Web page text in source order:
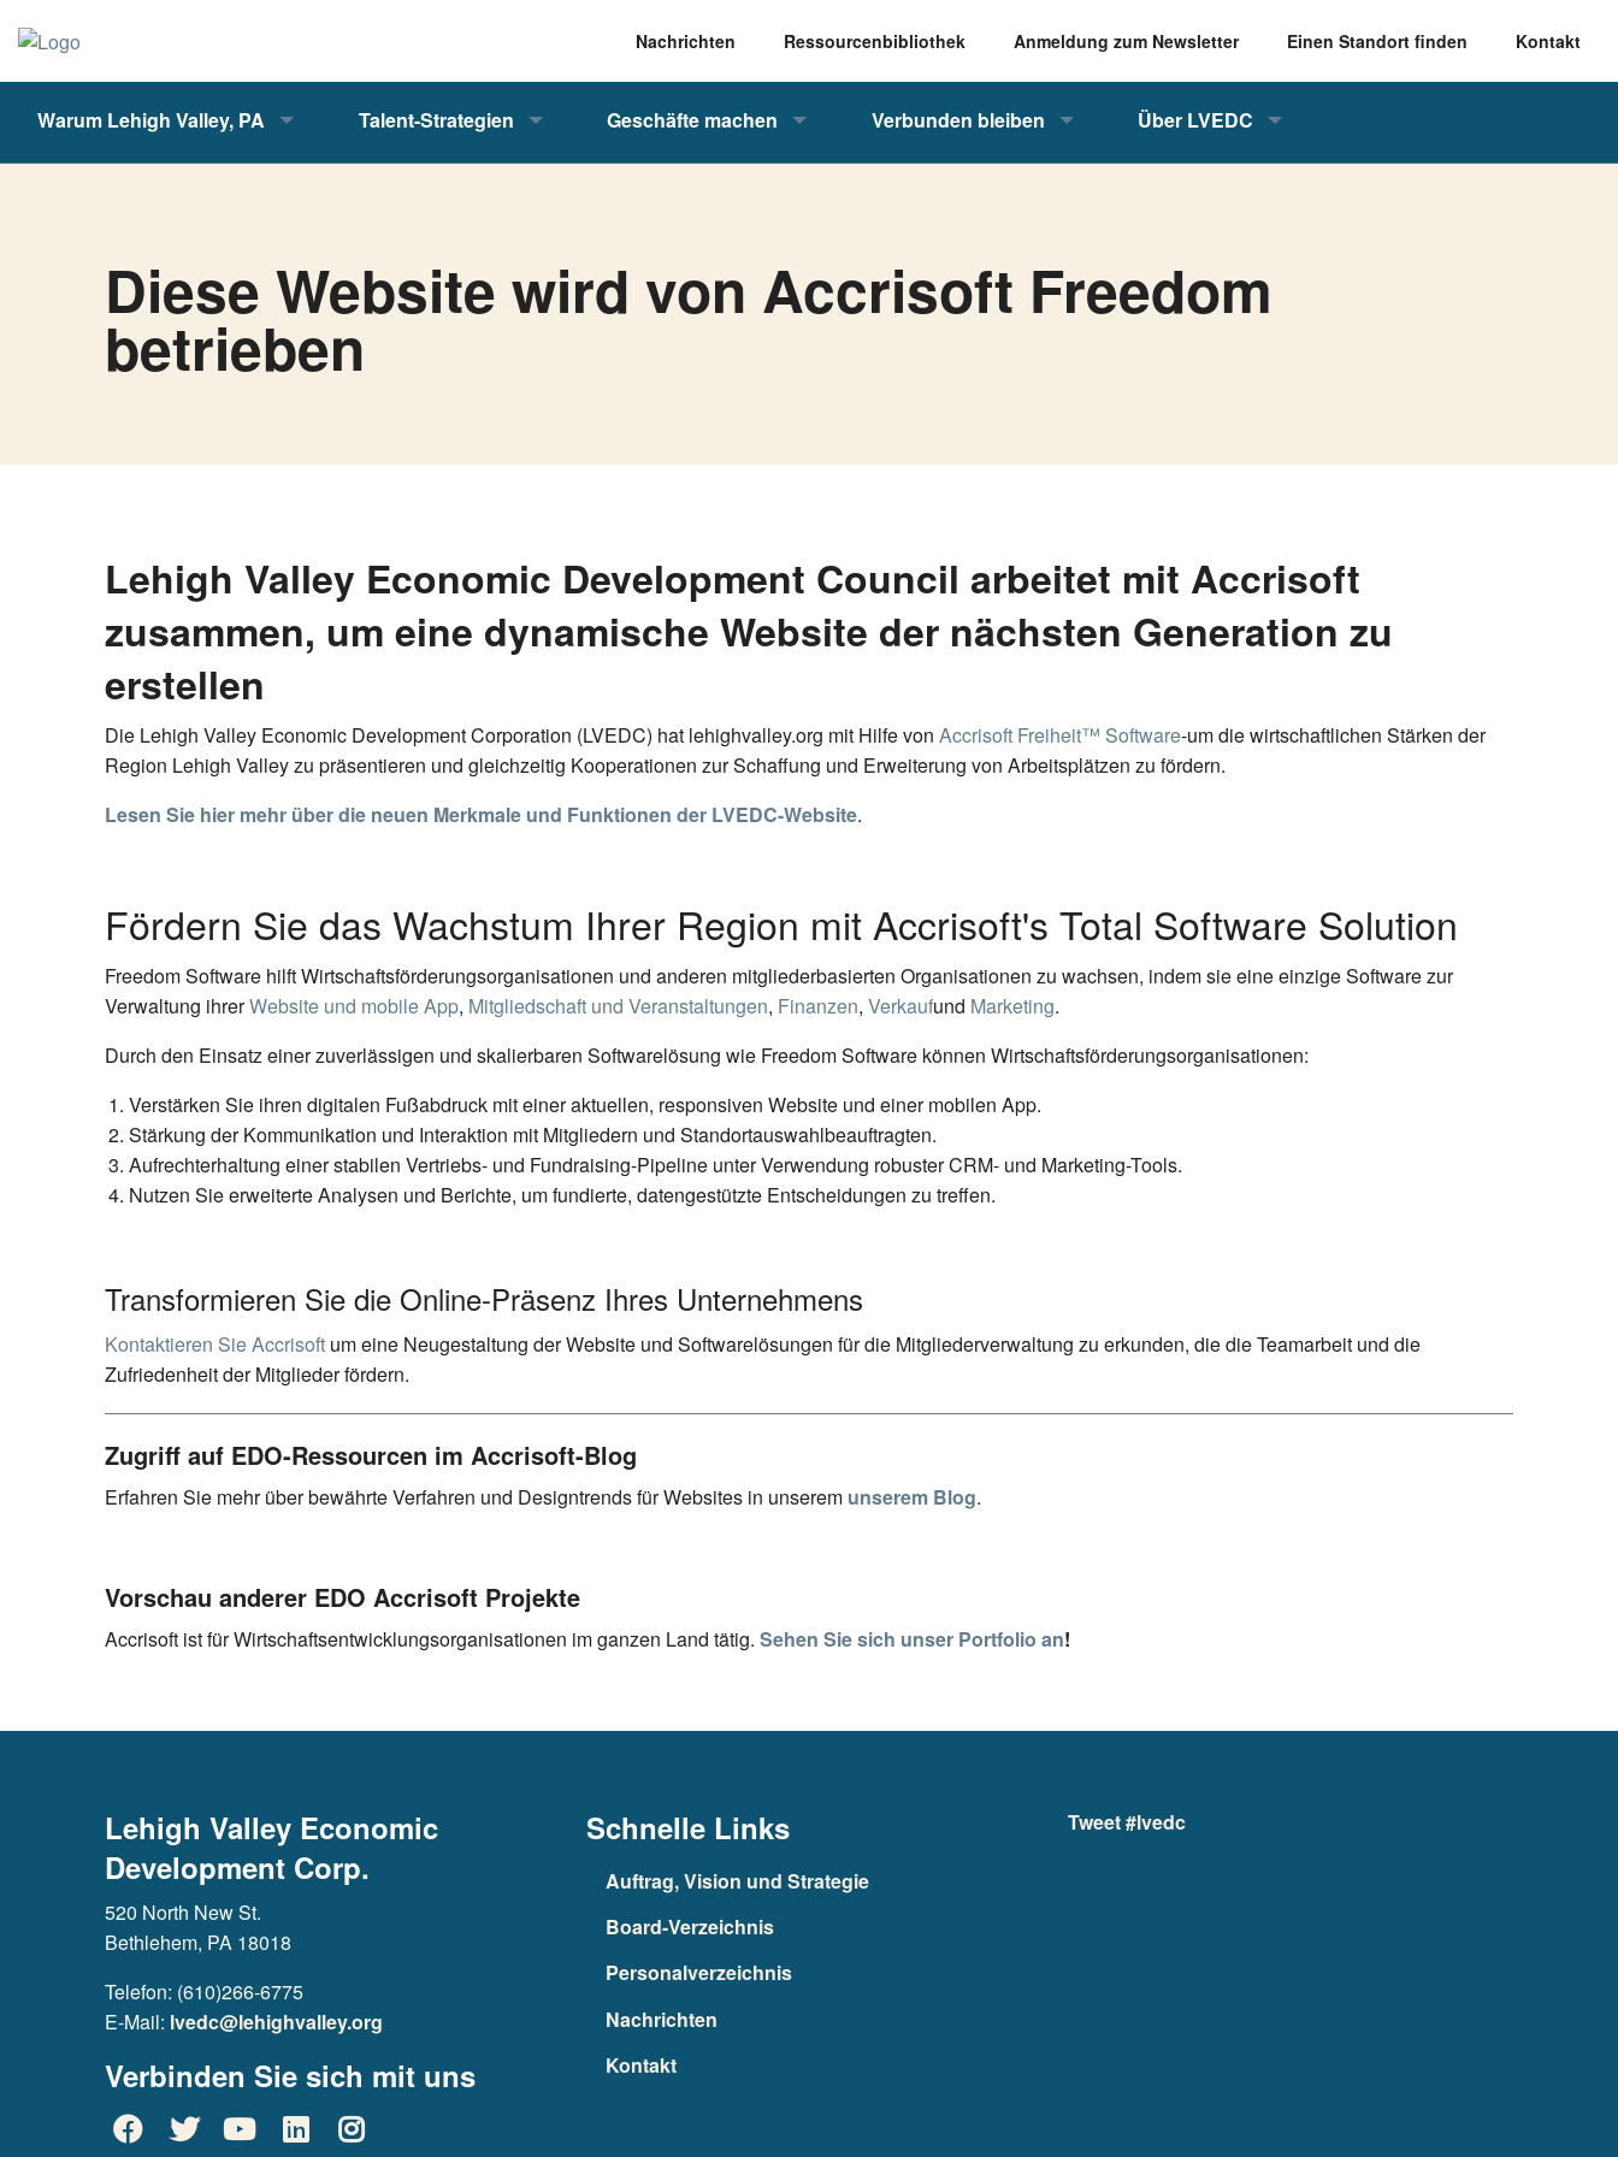
Nachrichten Ressourcenbibliothek Anmeldung zum Newsletter Einen Standort finden Kontakt
Warum Lehigh Valley, PA Talent-Strategien Geschäfte machen Verbunden bleiben Über LVEDC
Diese Website wird von Accrisoft Freedom
betrieben
Lehigh Valley Economic Development Council arbeitet mit Accrisoft
zusammen, um eine dynamische Website der nächsten Generation zu
erstellen
Die Lehigh Valley Economic Development Corporation (LVEDC) hat lehighvalley.org mit Hilfe von Accrisoft Freiheit™ Software-um die wirtschaftlichen Stärken der
Region Lehigh Valley zu präsentieren und gleichzeitig Kooperationen zur Schaffung und Erweiterung von Arbeitsplätzen zu fördern.
Lesen Sie hier mehr über die neuen Merkmale und Funktionen der LVEDC-Website.
Fördern Sie das Wachstum Ihrer Region mit Accrisoft's Total Software Solution
Freedom Software hilft Wirtschaftsförderungsorganisationen und anderen mitgliederbasierten Organisationen zu wachsen, indem sie eine einzige Software zur
Verwaltung ihrerWebsite und mobile App, Mitgliedschaft und Veranstaltungen, Finanzen, Verkaufund Marketing.
Durch den Einsatz einer zuverlässigen und skalierbaren Softwarelösung wie Freedom Software können Wirtschaftsförderungsorganisationen:
Verstärken Sie ihren digitalen Fußabdruck mit einer aktuellen, responsiven Website und einer mobilen App.
Stärkung der Kommunikation und Interaktion mit Mitgliedern und Standortauswahlbeauftragten.
Aufrechterhaltung einer stabilen Vertriebs- und Fundraising-Pipeline unter Verwendung robuster CRM- und Marketing-Tools.
Nutzen Sie erweiterte Analysen und Berichte, um fundierte, datengestützte Entscheidungen zu treffen.
Transformieren Sie die Online-Präsenz Ihres Unternehmens
Kontaktieren Sie Accrisoft um eine Neugestaltung der Website und Softwarelösungen für die Mitgliederverwaltung zu erkunden, die die Teamarbeit und die
Zufriedenheit der Mitglieder fördern.
Zugriff auf EDO-Ressourcen im Accrisoft-Blog
Erfahren Sie mehr über bewährte Verfahren und Designtrends für Websites in unserem unserem Blog.
Vorschau anderer EDO Accrisoft Projekte
Accrisoft ist für Wirtschaftsentwicklungsorganisationen im ganzen Land tätig. Sehen Sie sich unser Portfolio an!
Lehigh Valley Economic
Development Corp.
520 North New St.
Bethlehem, PA 18018
Telefon: (610)266-6775
E-Mail: lvedc@lehighvalley.org
Verbinden Sie sich mit uns
Schnelle Links
Auftrag, Vision und Strategie
Board-Verzeichnis
Personalverzeichnis
Nachrichten
Kontakt
Tweet #lvedc